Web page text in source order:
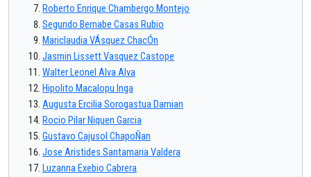
Roberto Enrique Chambergo Montejo
Segundo Bernabe Casas Rubio
Mariclaudia VÁsquez ChacÓn
Jasmin Lissett Vasquez Castope
Walter Leonel Alva Alva
Hipolito Macalopu Inga
Augusta Ercilia Sorogastua Damian
Rocio Pilar Niquen Garcia
Gustavo Cajusol ChapoÑan
Jose Aristides Santamaria Valdera
Luzanna Exebio Cabrera